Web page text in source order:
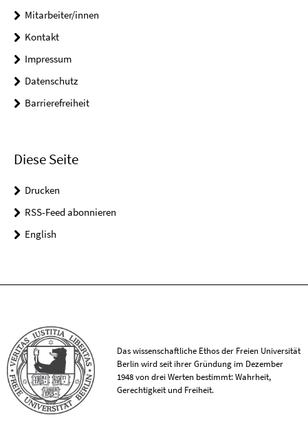
Mitarbeiter/innen
Kontakt
Impressum
Datenschutz
Barrierefreiheit
Diese Seite
Drucken
RSS-Feed abonnieren
English
Das wissenschaftliche Ethos der Freien Universität
Berlin wird seit ihrer Gründung im Dezember
1948 von drei Werten bestimmt: Wahrheit,
Gerechtigkeit und Freiheit.